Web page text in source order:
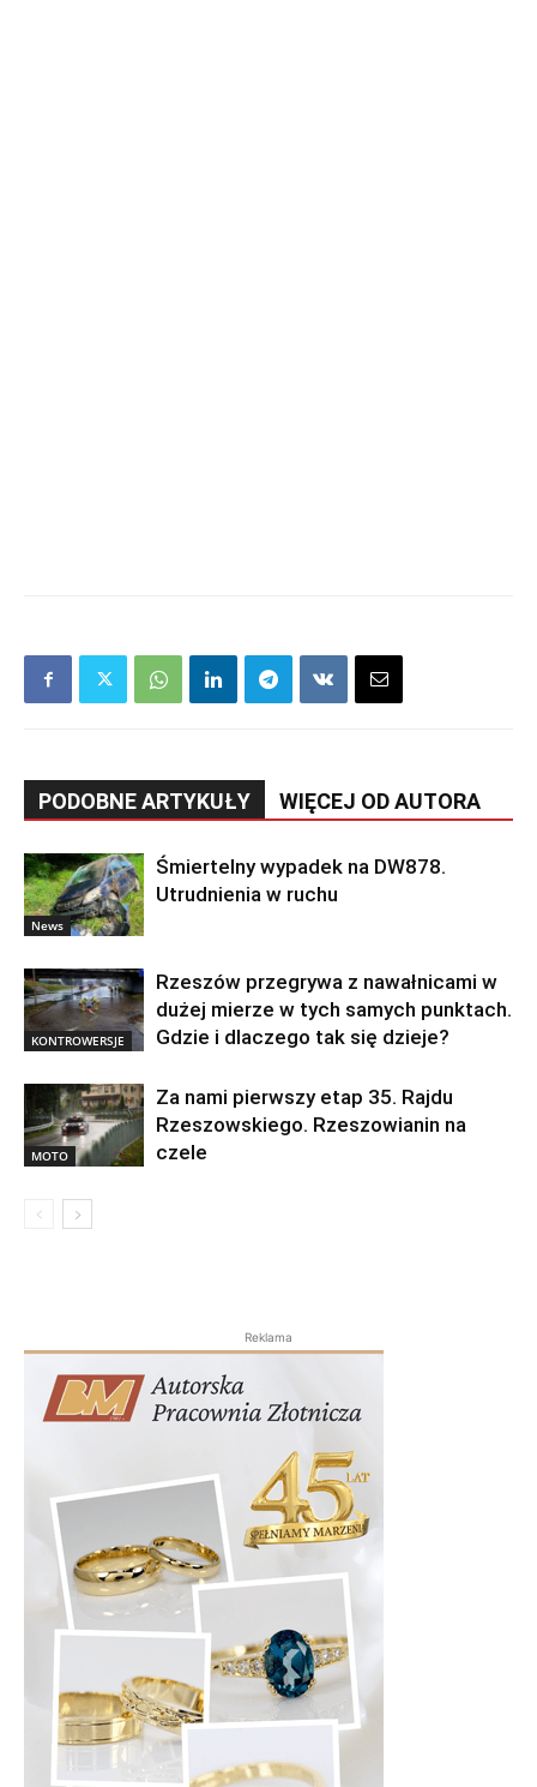
PODOBNE ARTYKUŁY WIĘCEJ OD AUTORA
News
Śmiertelny wypadek na DW878.
Utrudnienia w ruchu
KONTROWERSJE
Rzeszów przegrywa z nawałnicami w
dużej mierze w tych samych punktach.
Gdzie i dlaczego tak się dzieje?
MOTO
Za nami pierwszy etap 35. Rajdu
Rzeszowskiego. Rzeszowianin na
czele
Reklama